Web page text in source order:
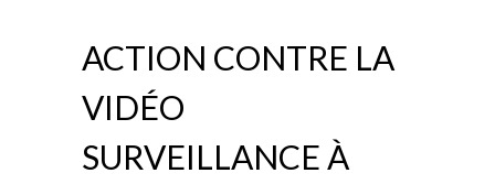
ACTION CONTRE LA
VIDÉO
SURVEILLANCE À